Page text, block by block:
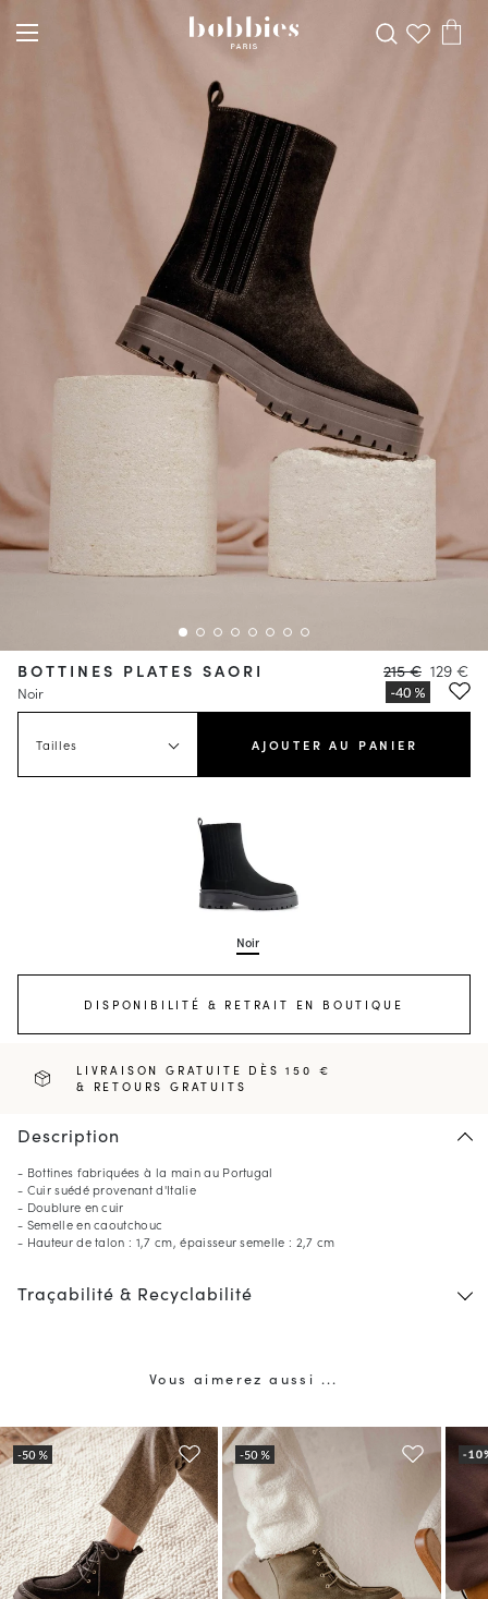
BOTTINES PLATES SAORI
Noir
215 € 129 €
Tailles AJOUTER AU PANIER
Noir
DISPONIBILITÉ & RETRAIT EN BOUTIQUE
LIVRAISON GRATUITE DÈS 150 €
& RETOURS GRATUITS
Description
- Bottines fabriquées à la main au Portugal
- Cuir suédé provenant d'Italie
- Doublure en cuir
- Semelle en caoutchouc
- Hauteur de talon : 1,7 cm, épaisseur semelle : 2,7 cm
Traçabilité & Recyclabilité
Vous aimerez aussi ...